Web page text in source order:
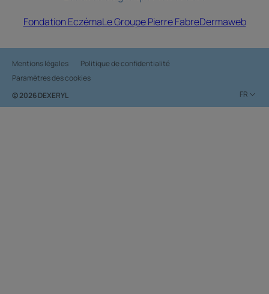
Fondation EczémaLe Groupe Pierre FabreDermaweb
Mentions légales
Politique de confidentialité
Paramètres des cookies
© 2026 DEXERYL
FR